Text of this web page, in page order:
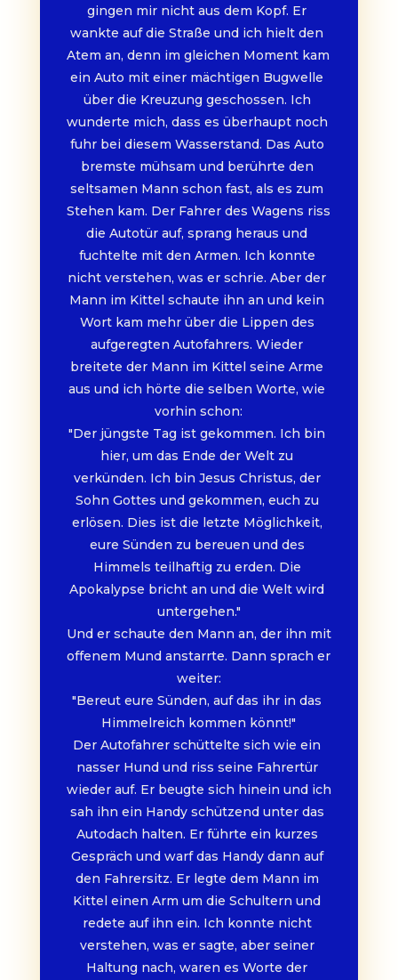
gingen mir nicht aus dem Kopf. Er
wankte auf die Straße und ich hielt den
Atem an, denn im gleichen Moment kam
ein Auto mit einer mächtigen Bugwelle
über die Kreuzung geschossen. Ich
wunderte mich, dass es überhaupt noch
fuhr bei diesem Wasserstand. Das Auto
bremste mühsam und berührte den
seltsamen Mann schon fast, als es zum
Stehen kam. Der Fahrer des Wagens riss
die Autotür auf, sprang heraus und
fuchtelte mit den Armen. Ich konnte
nicht verstehen, was er schrie. Aber der
Mann im Kittel schaute ihn an und kein
Wort kam mehr über die Lippen des
aufgeregten Autofahrers. Wieder
breitete der Mann im Kittel seine Arme
aus und ich hörte die selben Worte, wie
vorhin schon:
"Der jüngste Tag ist gekommen. Ich bin
hier, um das Ende der Welt zu
verkünden. Ich bin Jesus Christus, der
Sohn Gottes und gekommen, euch zu
erlösen. Dies ist die letzte Möglichkeit,
eure Sünden zu bereuen und des
Himmels teilhaftig zu erden. Die
Apokalypse bricht an und die Welt wird
untergehen."
Und er schaute den Mann an, der ihn mit
offenem Mund anstarrte. Dann sprach er
weiter:
"Bereut eure Sünden, auf das ihr in das
Himmelreich kommen könnt!"
Der Autofahrer schüttelte sich wie ein
nasser Hund und riss seine Fahrertür
wieder auf. Er beugte sich hinein und ich
sah ihn ein Handy schützend unter das
Autodach halten. Er führte ein kurzes
Gespräch und warf das Handy dann auf
den Fahrersitz. Er legte dem Mann im
Kittel einen Arm um die Schultern und
redete auf ihn ein. Ich konnte nicht
verstehen, was er sagte, aber seiner
Haltung nach, waren es Worte der